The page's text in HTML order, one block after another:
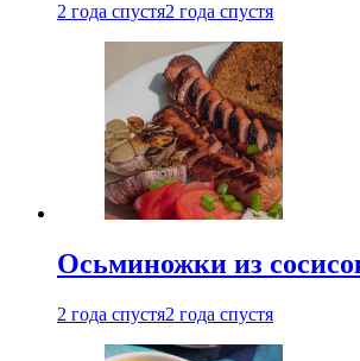
2 года спустя2 года спустя
Осьминожки из
2 года спустя2 года спустя